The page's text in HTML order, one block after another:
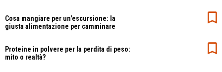
Cosa mangiare per un'escursione: la
giusta alimentazione per camminare
Proteine in polvere per la perdita di peso:
mito o realtà?